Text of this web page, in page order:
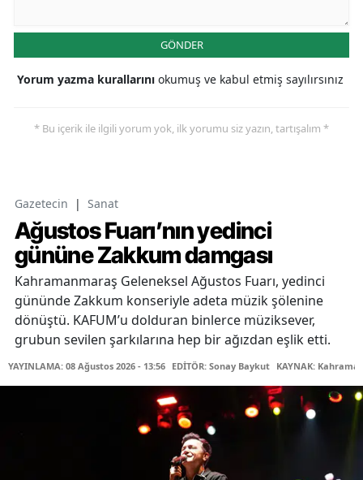
GÖNDER
Yorum yazma kurallarını okumuş ve kabul etmiş sayılırsınız
* Bu içerik ile ilgili yorum yok, ilk yorumu siz yazın, tartışalım *
Gazetecin | Sanat
Ağustos Fuarı’nın yedinci
gününe Zakkum damgası
Kahramanmaraş Geleneksel Ağustos Fuarı, yedinci
gününde Zakkum konseriyle adeta müzik şölenine
dönüştü. KAFUM’u dolduran binlerce müziksever,
grubun sevilen şarkılarına hep bir ağızdan eşlik etti.
YAYINLAMA: 08 Ağustos 2026 - 13:56 EDİTÖR: Sonay Baykut KAYNAK: